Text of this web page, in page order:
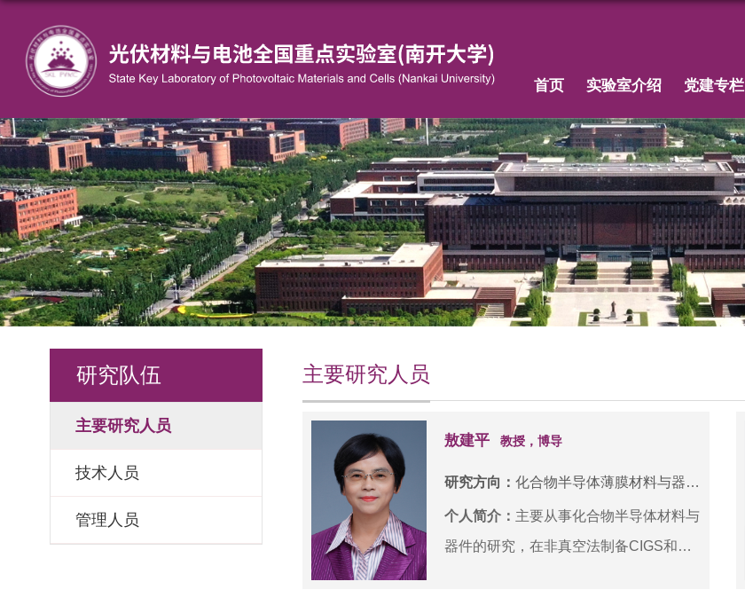
首页 实验室介绍 党建专栏
研究队伍
主要研究人员
技术人员
管理人员
主要研究人员
敖建平 教授，博导
研究方向： 化合物半导体薄膜材料与器件，能源材料物理与化学
个人简介： 主要从事化合物半导体材料与
器件的研究，在非真空法制备CIGS和